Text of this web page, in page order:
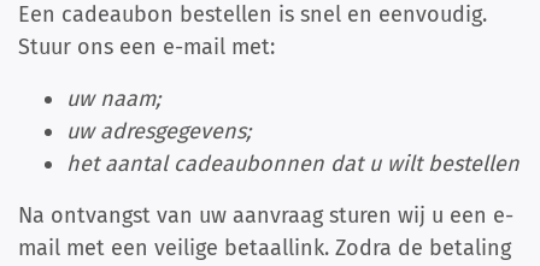
Een cadeaubon bestellen is snel en eenvoudig.
Stuur ons een e-mail met:
uw naam;
uw adresgegevens;
het aantal cadeaubonnen dat u wilt bestellen
Na ontvangst van uw aanvraag sturen wij u een e-
mail met een veilige betaallink. Zodra de betaling